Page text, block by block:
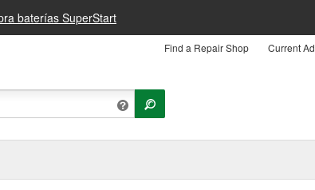
baterías SuperStart
Find a Repair Shop Current Ad